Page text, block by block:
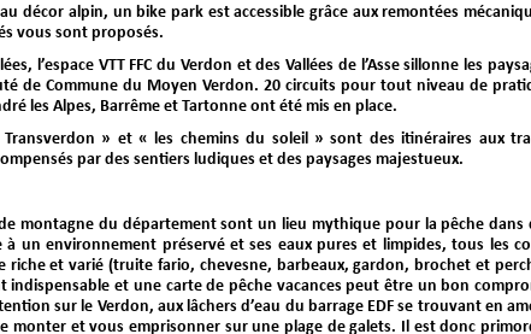
décor alpin, un bike park est accessible grâce aux remontées
vous sont proposés.
l’espace VTT FFC du Verdon et des Vallées de l’Asse sillonne les
de Commune du Moyen Verdon. 20 circuits pour tout niveau de
les Alpes, Barrême et Tartonne ont été mis en place.
» et « les chemins du soleil » sont des itinéraires aux
par des sentiers ludiques et des paysages majestueux.
montagne du département sont un lieu mythique pour la pêche dans
à un environnement préservé et ses eaux pures et limpides, tous les
riche et varié (truite fario, chevesne, barbeaux, gardon, brochet et
indispensable et une carte de pêche vacances peut être un bon
sur le Verdon, aux lâchers d’eau du barrage EDF se trouvant en
monter et vous emprisonner sur une plage de galets. Il est donc